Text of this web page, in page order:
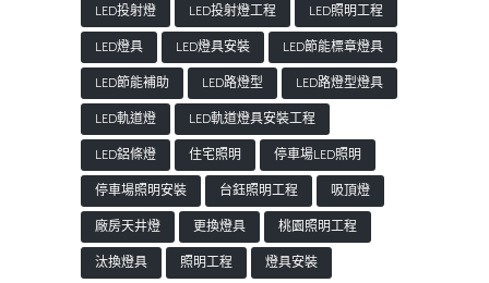
LED投射燈
LED投射燈工程
LED照明工程
LED燈具
LED燈具安裝
LED節能標章燈具
LED節能補助
LED路燈型
LED路燈型燈具
LED軌道燈
LED軌道燈具安裝工程
LED鋁條燈
住宅照明
停車場LED照明
停車場照明安裝
台鈺照明工程
吸頂燈
廠房天井燈
更換燈具
桃園照明工程
汰換燈具
照明工程
燈具安裝